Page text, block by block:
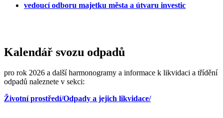
vedoucí odboru majetku města a útvaru investic
Kalendář svozu odpadů
pro rok 2026 a další harmonogramy a informace k likvidaci a třídění
odpadů naleznete v sekci:
Životní prostředí/Odpady a jejich likvidace/